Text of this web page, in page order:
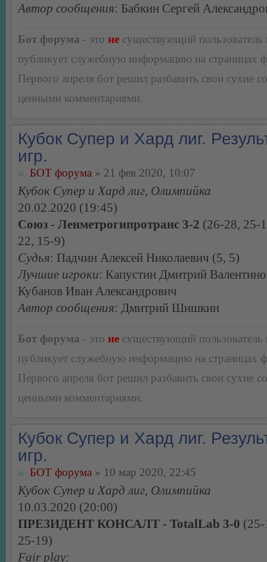
Автор сообщения: Бабкин Сергей
Бот форума - это не существующий пользователь
публикует служебную информацию на страницах
Первого апреля бот решил разбавить свои сухие
ценными комментариями.
Кубок Супер и Хард лиг.
игр.
БОТ форума » 21 фев 2020, 10:07
Кубок Супер и Хард лиг, Олимпийка
20.02.2020 (19:45)
Союз - Ленметрогипротранс 3-2 (26-28, 25-
22, 15-9)
Судья: Падчин Алексей Николаевич (5, 5)
Лучшие игроки: Капустин Дмитрий
Кубанов Иван Александрович
Автор сообщения: Дмитрий Шишкин
Бот форума - это не существующий пользователь
публикует служебную информацию на страницах
Первого апреля бот решил разбавить свои сухие
ценными комментариями.
Кубок Супер и Хард лиг.
игр.
БОТ форума » 10 мар 2020, 22:45
Кубок Супер и Хард лиг, Олимпийка
10.03.2020 (20:00)
ПРЕЗИДЕНТ КОНСАЛТ - TotalLab 3-0
25-19)
Fair play: